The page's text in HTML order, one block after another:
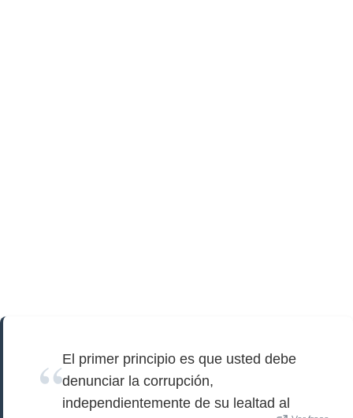
El primer principio es que usted debe
denunciar la corrupción,
independientemente de su lealtad al